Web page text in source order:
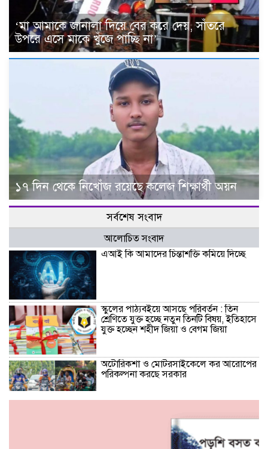
‘মা আমাকে জানালা দিয়ে বের করে দেয়, সাঁতরে
উপরে এসে মাকে খুঁজে পাচ্ছি না’
১৭ দিন থেকে নিখোঁজ রয়েছে কলেজ শিক্ষার্থী অয়ন
সর্বশেষ সংবাদ
আলোচিত সংবাদ
এআই কি আমাদের চিন্তাশক্তি কমিয়ে দিচ্ছে
স্কুলের পাঠ্যবইয়ে আসছে পরিবর্তন : তিন
শ্রেণিতে যুক্ত হচ্ছে নতুন তিনটি বিষয়, ইতিহাসে
যুক্ত হচ্ছেন শহীদ জিয়া ও বেগম জিয়া
অটোরিকশা ও মোটরসাইকেলে কর আরোপের
পরিকল্পনা করছে সরকার
স্বাধীনতার প্রথম ঘোষক জিয়াউর রহমান,
দ্বিতীয়বার শেখ মুজিবের পক্ষে : স্বরাষ্ট্রমন্ত্রী